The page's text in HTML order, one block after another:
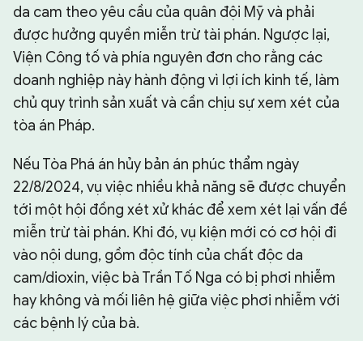
da cam theo yêu cầu của quân đội Mỹ và phải
được hưởng quyền miễn trừ tài phán. Ngược lại,
Viện Công tố và phía nguyên đơn cho rằng các
doanh nghiệp này hành động vì lợi ích kinh tế, làm
chủ quy trình sản xuất và cần chịu sự xem xét của
tòa án Pháp.
Nếu Tòa Phá án hủy bản án phúc thẩm ngày
22/8/2024, vụ việc nhiều khả năng sẽ được chuyển
tới một hội đồng xét xử khác để xem xét lại vấn đề
miễn trừ tài phán. Khi đó, vụ kiện mới có cơ hội đi
vào nội dung, gồm độc tính của chất độc da
cam/dioxin, việc bà Trần Tố Nga có bị phơi nhiễm
hay không và mối liên hệ giữa việc phơi nhiễm với
các bệnh lý của bà.